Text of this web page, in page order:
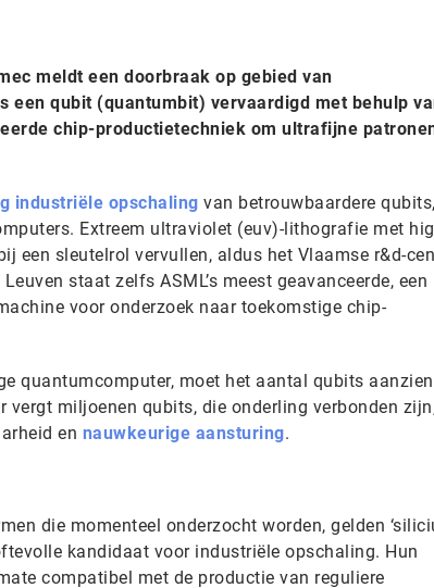
meldt een doorbraak op gebied van
een qubit (quantumbit) vervaardigd met behulp
chip-productietechniek om ultrafijne
industriële opschaling van betrouwbaardere
Extreem ultraviolet (euv)-lithografie met
een sleutelrol vervullen, aldus het Vlaamse r&d-
Leuven staat zelfs ASML’s meest geavanceerde, een
voor onderzoek naar toekomstige chip-
quantumcomputer, moet het aantal qubits
vergt miljoenen qubits, die onderling verbonden
en nauwkeurige aansturing.
die momenteel onderzocht worden, gelden
kandidaat voor industriële opschaling. Hun
compatibel met de productie van reguliere